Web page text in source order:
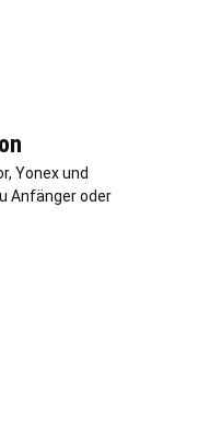
Yonex und
Anfänger oder